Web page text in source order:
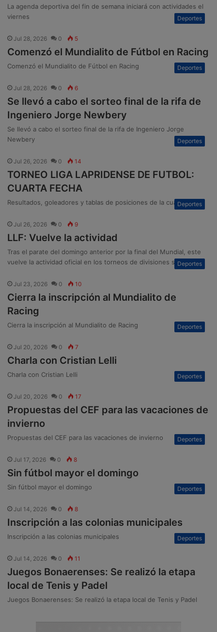
La agenda deportiva del fin de semana iniciará con actividades el
viernes
Deportes
Jul 28, 2026 0 5
Comenzó el Mundialito de Fútbol en Racing
Comenzó el Mundialito de Fútbol en Racing Deportes
Jul 28, 2026 0 6
Se llevó a cabo el sorteo final de la rifa de
Ingeniero Jorge Newbery
Se llevó a cabo el sorteo final de la rifa de Ingeniero Jorge
Newbery
Deportes
Jul 26, 2026 0 14
TORNEO LIGA LAPRIDENSE DE FUTBOL:
CUARTA FECHA
Resultados, goleadores y tablas de posiciones de la cuarta fecha
Deportes
Jul 26, 2026 0 9
LLF: Vuelve la actividad
Tras el parate del domingo anterior por la final del Mundial, este
vuelve la actividad oficial en los torneos de divisiones superiores
Deportes
Jul 23, 2026 0 10
Cierra la inscripción al Mundialito de
Racing
Cierra la inscripción al Mundialito de Racing Deportes
Jul 20, 2026 0 7
Charla con Cristian Lelli
Charla con Cristian Lelli Deportes
Jul 20, 2026 0 17
Propuestas del CEF para las vacaciones de
invierno
Propuestas del CEF para las vacaciones de invierno Deportes
Jul 17, 2026 0 8
Sin fútbol mayor el domingo
Sin fútbol mayor el domingo Deportes
Jul 14, 2026 0 8
Inscripción a las colonias municipales
Inscripción a las colonias municipales Deportes
Jul 14, 2026 0 11
Juegos Bonaerenses: Se realizó la etapa
local de Tenis y Padel
Juegos Bonaerenses: Se realizó la etapa local de Tenis y Padel